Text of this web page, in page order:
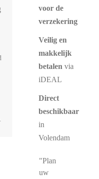
voor de
verzekering
Veilig en
makkelijk
betalen via
iDEAL
Direct
beschikbaar
in
Volendam
"Plan
uw